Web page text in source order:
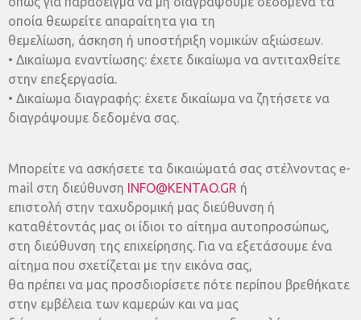
οποία θεωρείτε απαραίτητα για τη
θεμελίωση, άσκηση ή υποστήριξη νομικών αξιώσεων.
• Δικαίωμα εναντίωσης: έχετε δικαίωμα να αντιταχθείτε
στην επεξεργασία.
• Δικαίωμα διαγραφής: έχετε δικαίωμα να ζητήσετε να
διαγράψουμε δεδομένα σας.
Μπορείτε να ασκήσετε τα δικαιώματά σας στέλνοντας e-
mail στη διεύθυνση INFO@KENTAO.GR ή
επιστολή στην ταχυδρομική μας διεύθυνση ή
καταθέτοντάς μας οι ίδιοι το αίτημα αυτοπροσώπως,
στη διεύθυνση της επιχείρησης. Για να εξετάσουμε ένα
αίτημα που σχετίζεται με την εικόνα σας,
θα πρέπει να μας προσδιορίσετε πότε περίπου βρεθήκατε
στην εμβέλεια των καμερών και να μας